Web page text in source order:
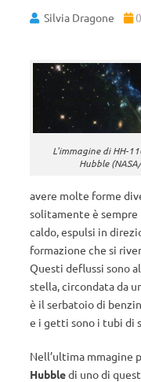
Silvia Dragone
L'immagine di HH-
Hubble
avere molte forme
solitamente è sempre
caldo, espulsi in
formazione che si
Questi deflussi sono
stella, circondata da
è il serbatoio di
e i getti sono i tubi di
Nell’ultima mmagine
Hubbledi uno di